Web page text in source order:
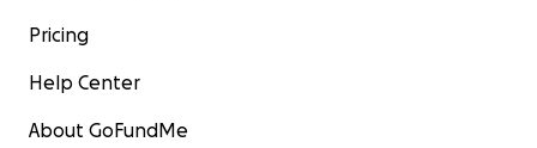
Pricing
Help Center
About GoFundMe